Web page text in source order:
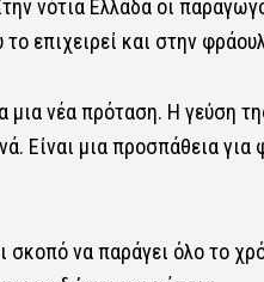
νότια Ελλάδα οι
επιχειρεί και στην
μια νέα πρόταση. Η γεύση
Είναι μια προσπάθεια για
να παράγει όλο το